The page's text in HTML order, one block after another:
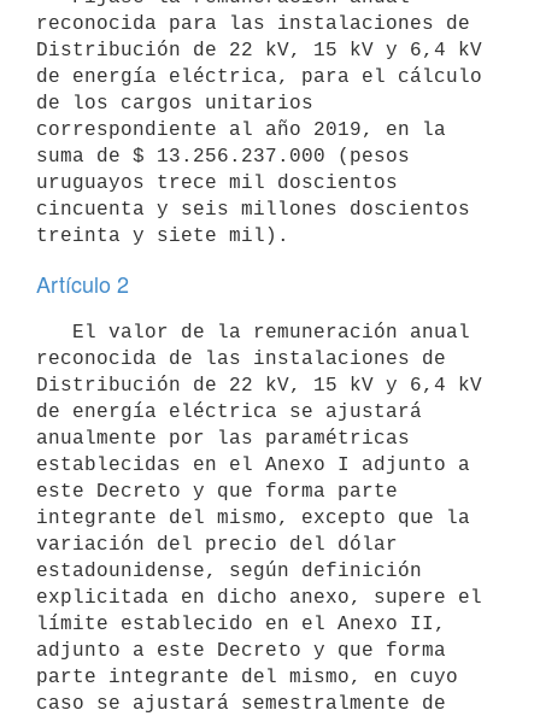
reconocida para las instalaciones de
Distribución de 22 kV, 15 kV y 6,4 kV
de energía eléctrica, para el cálculo
de los cargos unitarios
correspondiente al año 2019, en la
suma de $ 13.256.237.000 (pesos
uruguayos trece mil doscientos
cincuenta y seis millones doscientos
Artículo 2
reconocida de las instalaciones de
Distribución de 22 kV, 15 kV y 6,4 kV
de energía eléctrica se ajustará
anualmente por las paramétricas
establecidas en el Anexo I adjunto a
este Decreto y que forma parte
integrante del mismo, excepto que la
variación del precio del dólar
estadounidense, según definición
explicitada en dicho anexo, supere el
límite establecido en el Anexo II,
adjunto a este Decreto y que forma
parte integrante del mismo, en cuyo
caso se ajustará semestralmente de